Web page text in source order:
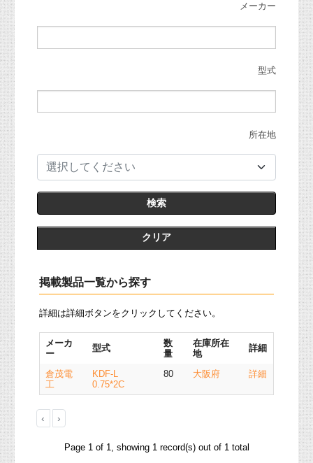
メーカー
型式
所在地
選択してください
クリア
掲載製品一覧から探す
詳細は詳細ボタンをクリックしてください。
メーカ
ー
型式
数
量
在庫所在
地
詳細
倉茂電
工
KDF-L
0.75*2C
80 大阪府 詳細
‹ ›
Page 1 of 1, showing 1 record(s) out of 1 total